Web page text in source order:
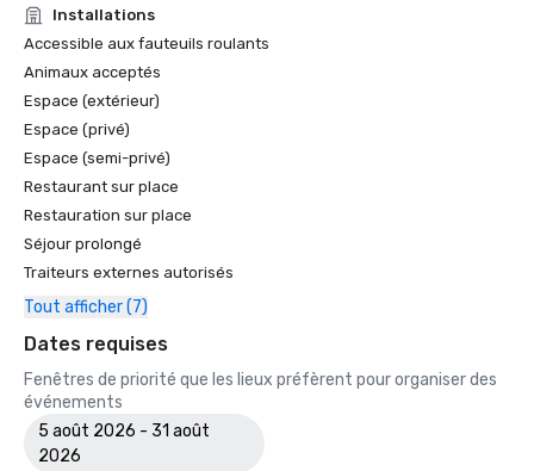
Installations
Accessible aux fauteuils roulants
Animaux acceptés
Espace (extérieur)
Espace (privé)
Espace (semi-privé)
Restaurant sur place
Restauration sur place
Séjour prolongé
Traiteurs externes autorisés
Tout afficher (7)
Dates requises
Fenêtres de priorité que les lieux préfèrent pour organiser des
événements
5 août 2026 - 31 août
2026